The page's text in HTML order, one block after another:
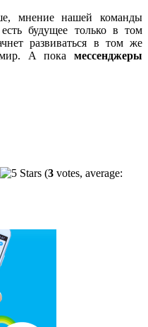
мнение нашей команды
есть будущее только в том
развиваться в том же
мир. А пока мессенджеры
(3 votes, average: